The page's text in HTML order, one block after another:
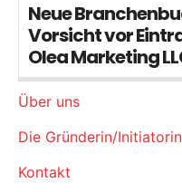
Neue
Vorsicht vor
Olea Marketing
Über uns
Die Gründerin/Initiatorin
Kontakt